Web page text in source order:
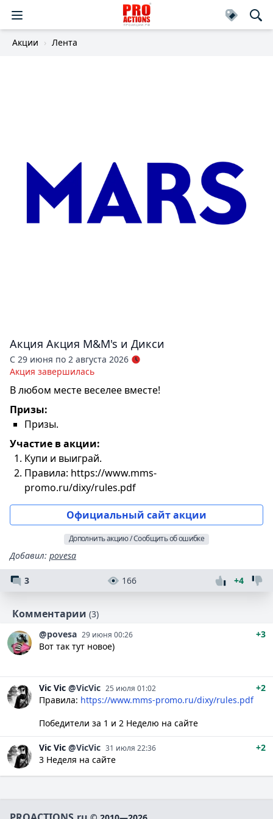
Акции Лента
Акция Акция M&M's и Дикси
С 29 июня по 2 августа 2026
Акция завершилась
В любом месте веселее вместе!
Призы:
Призы.
Участие в акции:
Купи и выиграй.
Правила: https://www.mms-
promo.ru/dixy/rules.pdf
Официальный сайт акции
Дополнить акцию / Сообщить об ошибке
Добавил: povesa
3 166 +4
Комментарии (3)
@povesa 29 июня 00:26
+3
Вот так тут новое)
Vic Vic @VicVic 25 июля 01:02
+2
Правила: https://www.mms-promo.ru/dixy/rules.pdf
Победители за 1 и 2 Неделю на сайте
Vic Vic @VicVic 31 июля 22:36
+2
3 Неделя на сайте